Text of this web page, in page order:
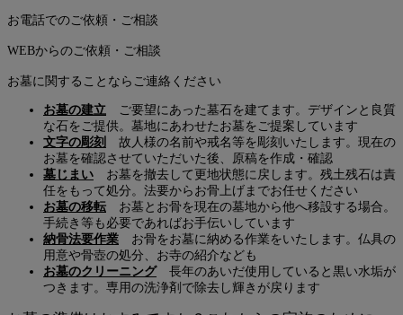
お電話でのご依頼・ご相談
WEBからのご依頼・ご相談
お墓に関することならご連絡ください
お墓の建立 ご要望にあった墓石を建てます。デザインと良質
な石をご提供。墓地にあわせたお墓をご提案しています
文字の彫刻
故人様の名前や戒名等を彫刻いたします。現在の
お墓を確認させていただいた後、原稿を作成・確認
墓じまい お墓を撤去して更地状態に戻します。残土残石は責
任をもって処分。法要からお骨上げまでお任せください
お墓の移転 お墓とお骨を現在の墓地から他へ移設する場合。
手続き等も必要であればお手伝いしています
納骨法要作業 お骨をお墓に納める作業をいたします。仏具の
用意や骨壺の処分、お寺の紹介なども
お墓のクリーニング長年のあいだ使用していると黒い水垢が
つきます。専用の洗浄剤で除去し輝きが戻ります